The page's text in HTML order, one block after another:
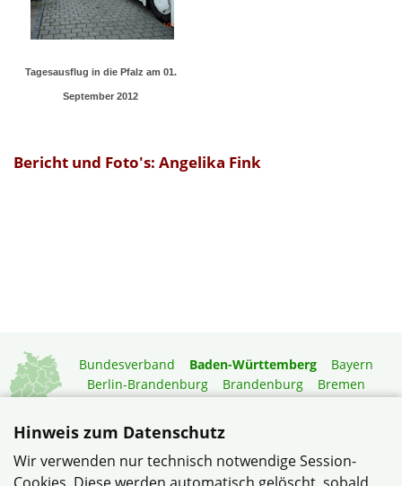
Tagesausflug in die Pfalz am 01.
September 2012
Bericht und Foto's: Angelika Fink
Bundesverband Baden-Württemberg
Bayern
Berlin-Brandenburg
Brandenburg
Bremen
Niedersachsen
Rheinland-Pfalz
Saarland
Sachsen-Anhalt
Schleswig-Holstein Thüringen
Hinweis zum Datenschutz
Wir verwenden nur technisch notwendige Session-